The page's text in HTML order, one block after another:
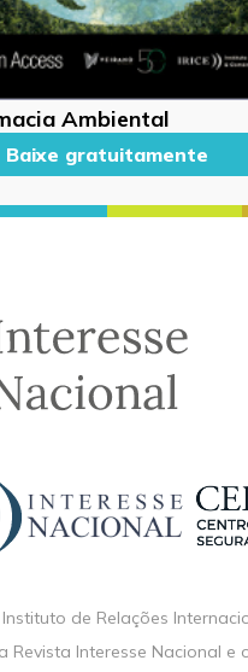
Ambiental
Baixe gratuitamente
de Relações
Revista Interesse Nacional e